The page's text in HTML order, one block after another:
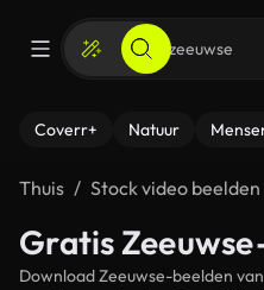
Coverr+ Natuur
Thuis Stock video beelden
Gratis
Download Zeeuwse-beelden